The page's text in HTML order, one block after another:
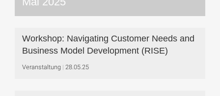
Workshop: Navigating Customer Needs and
Business Model Development (RISE)
Veranstaltung 28.05.25